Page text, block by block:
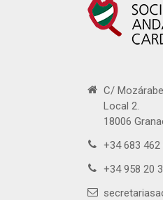
C/
Local 2.
18006
+34 683 462
+34 958 20